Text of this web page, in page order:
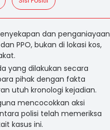
dan penganiayaan
PPO, bukan di lokasi kos,
yang dilakukan secara
pihak dengan fakta
utuh kronologi kejadian.
mencocokkan aksi
polisi telah memeriksa
kasus ini.